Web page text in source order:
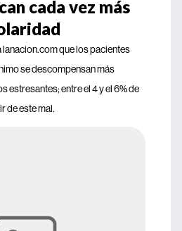
cada vez más
que los pacientes
se descompensan más
estresantes; entre el 4 y el 6% de
de este mal.